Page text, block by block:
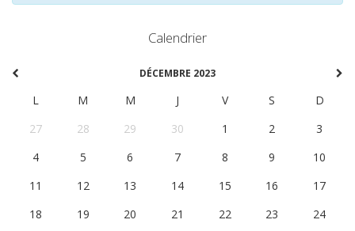
Calendrier
DÉCEMBRE 2023
L M M J V S
D
27
28 29 30 1 2
3
4
5 6 7 8 9
10
11
12 13 14 15 16
17
18
19 20 21 22 23
24